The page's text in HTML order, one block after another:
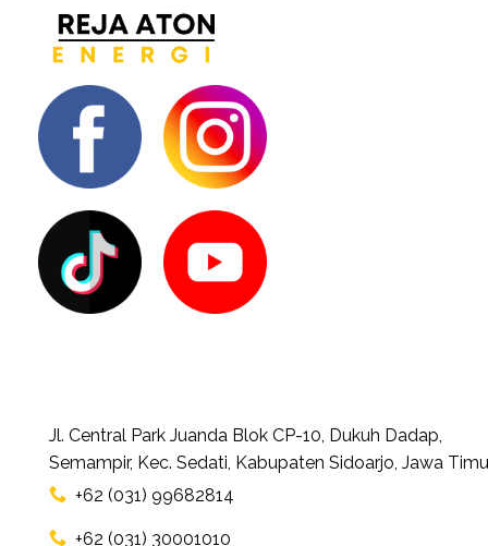
Jl. Central Park Juanda Blok CP-10, Dukuh Dadap,
Semampir, Kec. Sedati, Kabupaten Sidoarjo, Jawa
+62 (031) 99682814
+62 (031) 30001010